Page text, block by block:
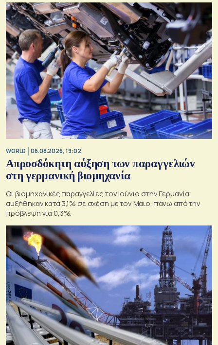
WORLD 06.08.2026, 19:02
Απροσδόκητη αύξηση των παραγγελιών
στη γερμανική βιομηχανία
Οι βιομηχανικές παραγγελίες τον Ιούνιο στην Γερμανία
αυξήθηκαν κατά 3,1% σε σχέση με τον Μάιο, πάνω από την
πρόβλεψη για 0,3%.